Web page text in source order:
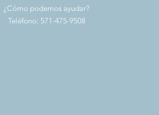
¿Cómo podemos ayudar?
Teléfono: 571-475-9508